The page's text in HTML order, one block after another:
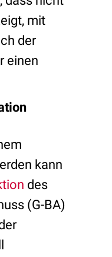
mit
der
einen
kann
des
(G-BA)